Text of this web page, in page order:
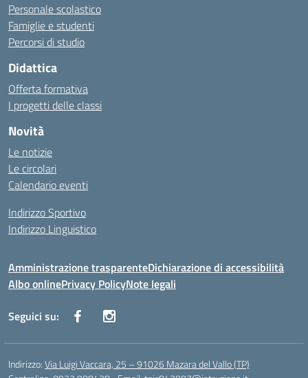
Personale scolastico
Famiglie e studenti
Percorsi di studio
Didattica
Offerta formativa
I progetti delle classi
Novità
Le notizie
Le circolari
Calendario eventi
Indirizzo Sportivo
Indirizzo Linguistico
Amministrazione trasparenteDichiarazione di accessibilità
Albo onlinePrivacy PolicyNote legali
Seguici su:
Indirizzo:Via Luigi Vaccara, 25 – 91026 Mazara del Vallo (TP)